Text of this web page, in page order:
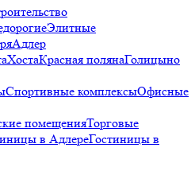
Элитные
Адлер
ХостаКрасная полянаГолицыно
Спортивные комплексыОфисные
помещенияТорговые
в АдлереГостиницы в